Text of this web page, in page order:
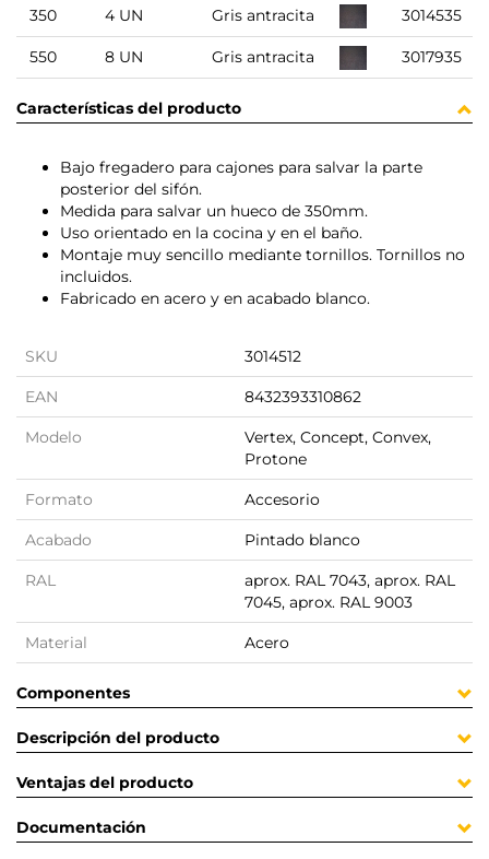
350 4 UN Gris antracita 3014535
550 8 UN Gris antracita 3017935
Características del producto
Bajo fregadero para cajones para salvar la parte
posterior del sifón.
Medida para salvar un hueco de 350mm.
Uso orientado en la cocina y en el baño.
Montaje muy sencillo mediante tornillos. Tornillos no
incluidos.
Fabricado en acero y en acabado blanco.
SKU 3014512
EAN 8432393310862
Modelo
Vertex, Concept, Convex,
Protone
Formato Accesorio
Acabado Pintado blanco
RAL
aprox. RAL 7043, aprox. RAL
7045, aprox. RAL 9003
Material Acero
Componentes
Descripción del producto
Ventajas del producto
Documentación